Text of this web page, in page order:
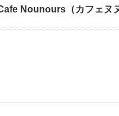
Nounours（カフェヌ